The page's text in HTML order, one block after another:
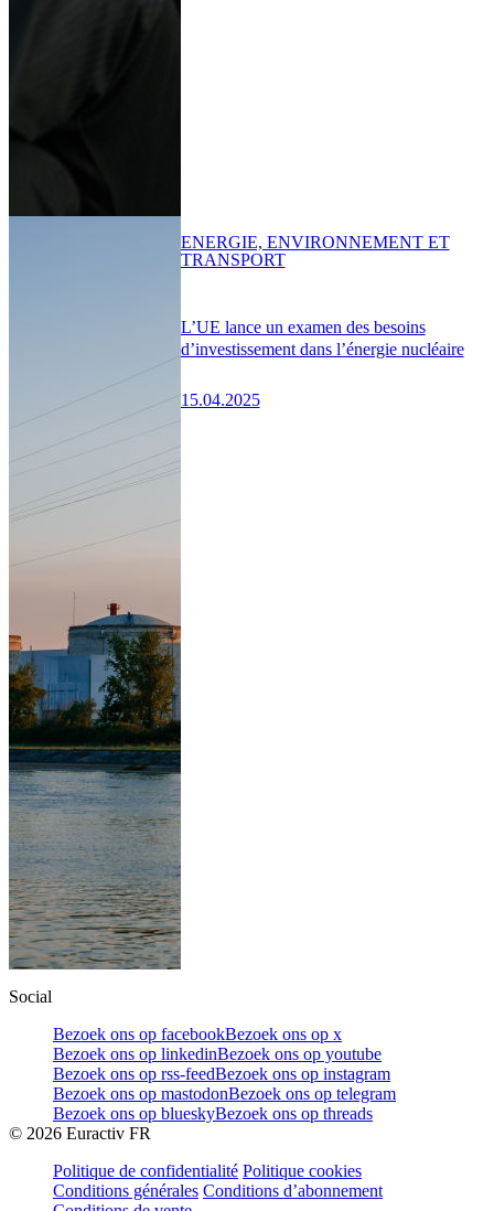
L’UE lance un examen des besoins
d’investissement dans l’énergie nucléaire
15.04.2025
ENERGIE, ENVIRONNEMENT ET
TRANSPORT
Social
Bezoek ons op facebookBezoek ons op x
Bezoek ons op linkedinBezoek ons op youtube
Bezoek ons op rss-feedBezoek ons op instagram
Bezoek ons op mastodonBezoek ons op telegram
Bezoek ons op blueskyBezoek ons op threads
© 2026 Euractiv FR
Politique de confidentialité Politique cookies
Conditions générales Conditions d’abonnement